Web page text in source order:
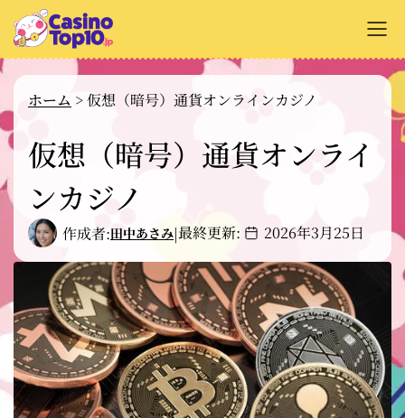
支払い方法
カジノゲーム解説
無料ゲーム
ホーム >仮想（暗号）通貨オンラインカジノ
仮想（暗号）通貨オンライ
ンカジノ
作成者:田中あさみ|最終更新: 2026年3月25日